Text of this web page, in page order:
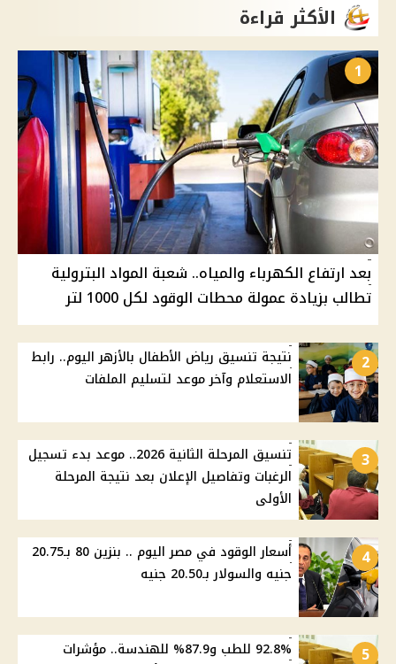
الأكثر قراءة
1
بعد ارتفاع الكهرباء والمياه.. شعبة المواد البترولية
تطالب بزيادة عمولة محطات الوقود لكل 1000 لتر
2
نتيجة تنسيق رياض الأطفال بالأزهر اليوم.. رابط
الاستعلام وآخر موعد لتسليم الملفات
3
تنسيق المرحلة الثانية 2026.. موعد بدء تسجيل
الرغبات وتفاصيل الإعلان بعد نتيجة المرحلة
الأولى
4
أسعار الوقود في مصر اليوم .. بنزين 80 بـ20.75
جنيه والسولار بـ20.50 جنيه
5
92.8% للطب و87.9% للهندسة.. مؤشرات